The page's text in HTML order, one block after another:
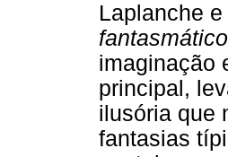
Laplanche
fantasmático
imaginação
principal,
ilusória que
fantasias